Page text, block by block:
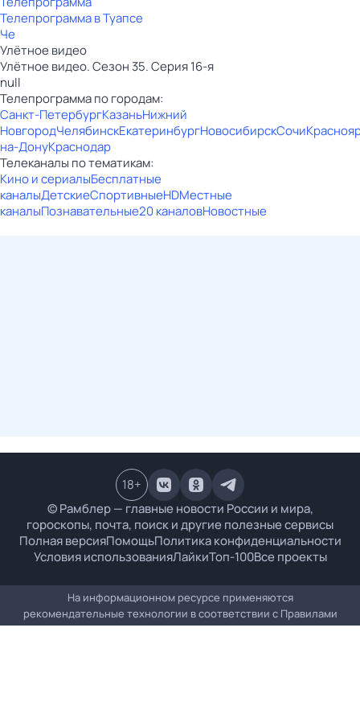
Телепрограмма в Туапсе
Че
Улётное видео
Улётное видео. Сезон 35. Серия 16-я
null
Телепрограмма по городам:
Санкт-ПетербургКазаньНижний
НовгородЧелябинскЕкатеринбургНовосибирскСочи
на-ДонуКраснодар
Телеканалы по тематикам:
Кино и сериалыБесплатные
каналыДетскиеСпортивныеHDМестные
каналыПознавательные20 каналовНовостные
© Рамблер — главные новости России и мира,
гороскопы, почта, поиск и другие полезные сервисы
Полная версияПомощьПолитика конфиденциальности
Условия использованияЛайкиТоп-100Все проекты
18+
На информационном ресурсе применяются
рекомендательные технологии в соответствии с Правилами